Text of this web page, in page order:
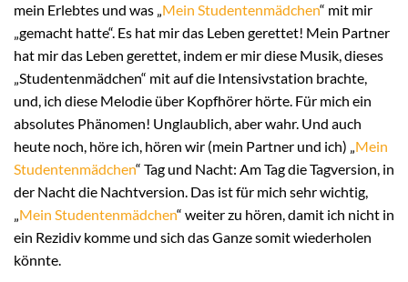
mein Erlebtes und was „Mein Studentenmädchen“ mit mir
„gemacht hatte“. Es hat mir das Leben gerettet! Mein Partner
hat mir das Leben gerettet, indem er mir diese Musik, dieses
„Studentenmädchen“ mit auf die Intensivstation brachte,
und, ich diese Melodie über Kopfhörer hörte. Für mich ein
absolutes Phänomen! Unglaublich, aber wahr. Und auch
heute noch, höre ich, hören wir (mein Partner und ich) „Mein
Studentenmädchen“ Tag und Nacht: Am Tag die Tagversion, in
der Nacht die Nachtversion. Das ist für mich sehr wichtig,
„Mein Studentenmädchen“ weiter zu hören, damit ich nicht in
ein Rezidiv komme und sich das Ganze somit wiederholen
könnte.